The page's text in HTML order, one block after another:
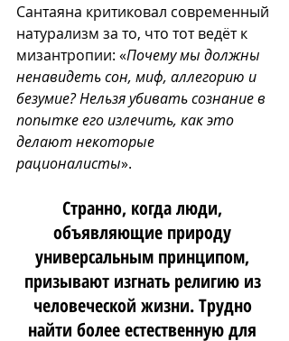
Сантаяна критиковал современный
натурализм за то, что тот ведёт к
мизантропии: «Почему мы должны
ненавидеть сон, миф, аллегорию и
безумие? Нельзя убивать сознание в
попытке его излечить, как это
делают некоторые
рационалисты».
Странно, когда люди,
объявляющие природу
универсальным принципом,
призывают изгнать религию из
человеческой жизни. Трудно
найти более естественную для